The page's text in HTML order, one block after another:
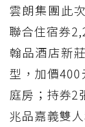
雲朗集團此
聯合住宿券
翰品酒店新
型，加價
庭房；持券2
兆品嘉義雙